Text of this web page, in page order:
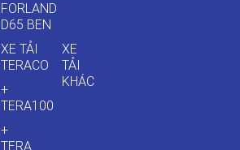
FORLAND
D65 BEN
XE TẢI
TERACO
+
TERA100
+
TERA
XE
TẢI
KHÁC